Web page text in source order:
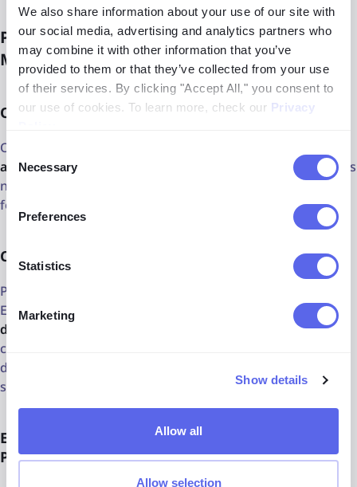
We also share information about your use of our site with
our social media, advertising and analytics partners who
may combine it with other information that you’ve
provided to them or that they’ve collected from your use
of their services. By clicking "Accept All," you consent to
our use of cookies. To learn more, check our Privacy
Consent
Selection
Necessary
Preferences
Statistics
Marketing
Show details
Allow all
Allow selection
Pesquisa reversa de imagens avançada com
Modo de Pesquisa – FAQ
O que é o Modo de Pesquisa no lenso.ai?
O Modo de Pesquisa é basicamente
avançada de imagens
que pode encontrar mais resultados
nas categorias
no lenso.ai. Pode
fornecer
Como iniciar o Modo de Pesquisa?
Primeiro, você precisa adquirir um plano PRO no lenso.ai.
Em seguida, faça upload de uma imagem e inicie o
Modo
de Pesquisa
(que exibirá resultados das
categorias Pessoas, Duplicados ou qualquer categoria
disponível) ou escolha uma categoria específica e, em
seguida, inicie o Modo de Pesquisa.
Existe algum limite para pesquisas no Modo de
Pesquisa?